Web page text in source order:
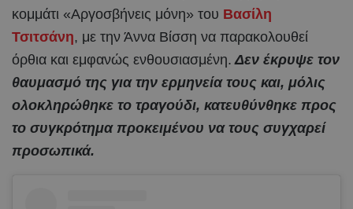
κομμάτι «Αργοσβήνεις μόνη» του Βασίλη
Τσιτσάνη, με την Άννα Βίσση να παρακολουθεί
όρθια και εμφανώς ενθουσιασμένη. Δεν έκρυψε τον
θαυμασμό της για την ερμηνεία τους και, μόλις
ολοκληρώθηκε το τραγούδι, κατευθύνθηκε προς
το συγκρότημα προκειμένου να τους συγχαρεί
προσωπικά.